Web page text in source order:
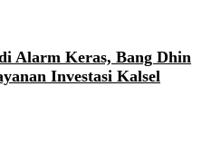
Alarm Keras, Bang Dhin
Investasi Kalsel